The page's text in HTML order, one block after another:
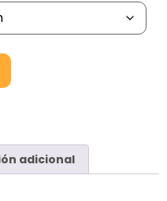
adicional